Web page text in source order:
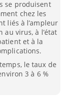
se produisent
chez les
liés à l’ampleur
au virus, à l’état
et à la
le taux de
3 à 6 %